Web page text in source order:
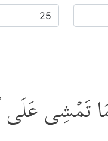
تَمۡشِی عَلَى